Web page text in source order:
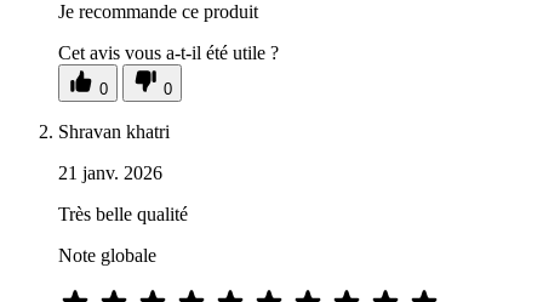
Je recommande ce produit
Cet avis vous a-t-il été utile ?
0 0
Shravan khatri
21 janv. 2026
Très belle qualité
Note globale